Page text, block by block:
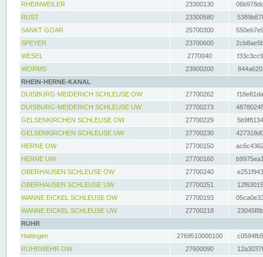
RHEINWEILER
23300130
RUST
23300580
SANKT GOAR
25700300
SPEYER
23700600
WESEL
2770040
WORMS
23900200
RHEIN-HERNE-KANAL
DUISBURG-MEIDERICH SCHLEUSE OW
27700262
DUISBURG-MEIDERICH SCHLEUSE UW
27700273
GELSENKIRCHEN SCHLEUSE OW
27700229
GELSENKIRCHEN SCHLEUSE UW
27700230
HERNE OW
27700150
HERNE UW
27700160
OBERHAUSEN SCHLEUSE OW
27700240
OBERHAUSEN SCHLEUSE UW
27700251
WANNE EICKEL SCHLEUSE OW
27700193
WANNE EICKEL SCHLEUSE UW
27700218
RUHR
Hattingen
2769510000100
RUHRWEHR OW
27600090